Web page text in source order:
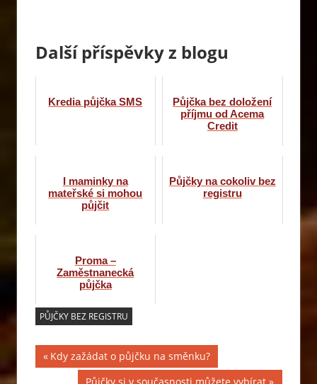
Další příspěvky z blogu
Kredia půjčka SMS
Půjčka bez doložení
příjmu od Acema
Credit
I maminky na
mateřské si mohou
půjčit
Půjčky na cokoliv bez
registru
Proma –
Zaměstnanecká
půjčka
PŮJČKY BEZ REGISTRU
Navigace
Previous
Kdy zažádat o půjčku na směnku?
Next
Půjčky si v současnosti můžete vybírat